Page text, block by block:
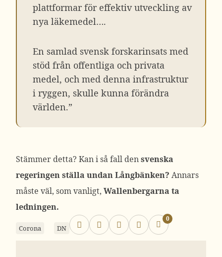
plattformar för effektiv utveckling av
nya läkemedel….
En samlad svensk forskarinsats med
stöd från offentliga och privata
medel, och med denna infrastruktur
i ryggen, skulle kunna förändra
världen.”
Stämmer detta? Kan i så fall densvenska
regeringen ställa undan Långbänken? Annars
måste väl, som vanligt, Wallenbergarna ta
ledningen.
Corona DN
0